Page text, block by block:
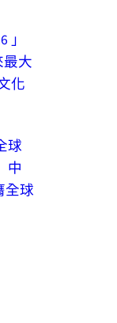
」
大
化
球
中
全球